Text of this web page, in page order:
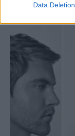
Data Deletion